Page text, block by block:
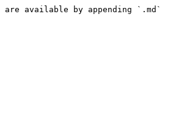
available by appending `.md`